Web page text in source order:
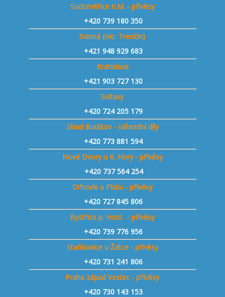
Sudoměřice n.M. - přívěsy
+420 739 180 350
Svinná (okr. Trenčín)
+421948 929 683
Bratislava
+421 903 727 130
Svitavy
+420 724 205 179
Sklad Budišov - náhradní díly
+420 773 881 594
Nové Dvory u K. Hory - přívěsy
+420 737 564 254
Drhovle u Písku - přívěsy
+420 727 845 806
Bystřice p. Host. - přívěsy
+420 739 776 956
Staňkovice u Žatce - přívěsy
+420 731 241 806
Praha západ Vestec - přívěsy
+420 730 143 153